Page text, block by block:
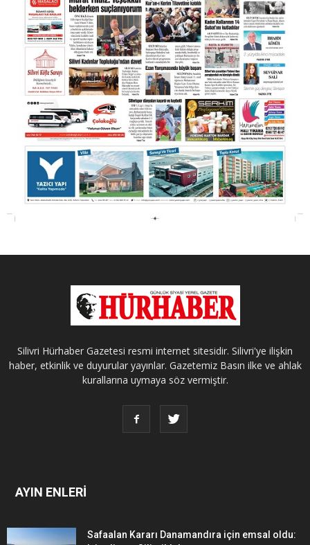
Silivri Hürhaber Gazetesi resmi internet sitesidir. Silivri'ye ilişkin
haber, etkinlik ve duyurular yayınlar. Gazetemiz Basın ilke ve ahlak
kurallarına uymaya söz vermiştir.
AYIN ENLERİ
Safaalan Kararı Danamandıra için emsal oldu: